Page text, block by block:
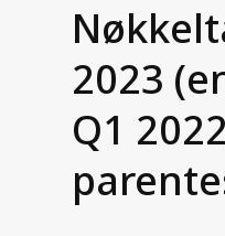
2023
Q1